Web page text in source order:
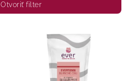
Otvoriť filter